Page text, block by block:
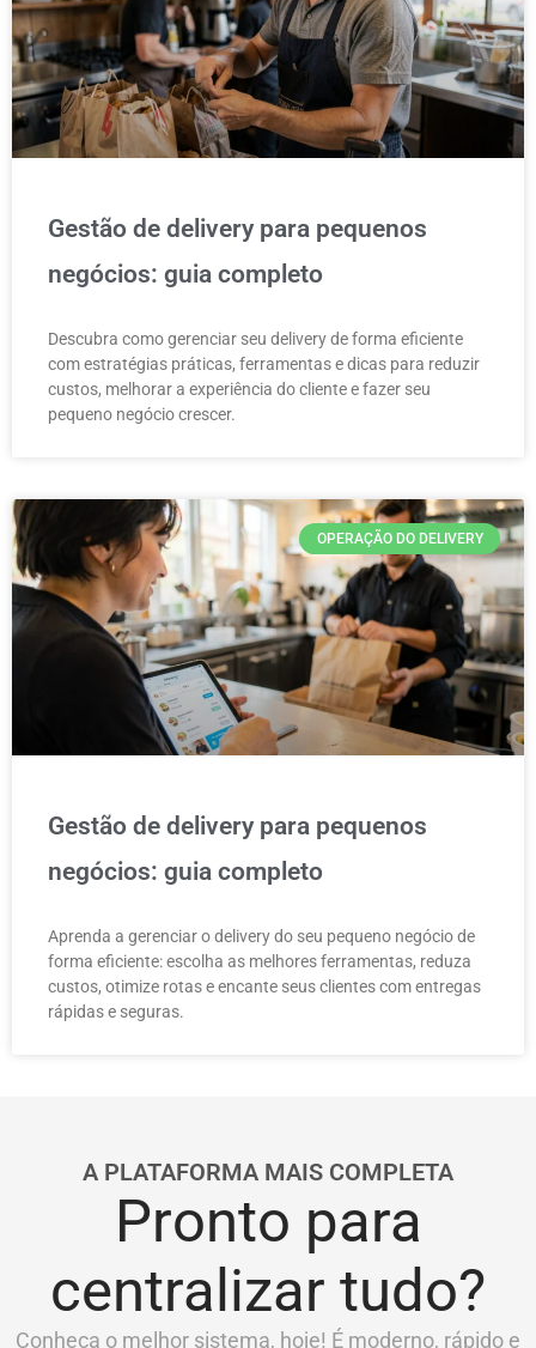
Gestão de delivery para pequenos
negócios: guia completo
Descubra como gerenciar seu delivery de forma eficiente
com estratégias práticas, ferramentas e dicas para reduzir
custos, melhorar a experiência do cliente e fazer seu
pequeno negócio crescer.
OPERAÇÃO DO DELIVERY
Gestão de delivery para pequenos
negócios: guia completo
Aprenda a gerenciar o delivery do seu pequeno negócio de
forma eficiente: escolha as melhores ferramentas, reduza
custos, otimize rotas e encante seus clientes com entregas
rápidas e seguras.
A PLATAFORMA MAIS COMPLETA
Pronto para
centralizar tudo?
Conheça o melhor sistema, hoje! É moderno, rápido e